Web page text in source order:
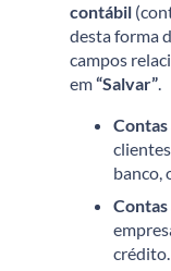
contábil
desta forma
campos
em“Salvar”.
banco,
Contas
crédito.